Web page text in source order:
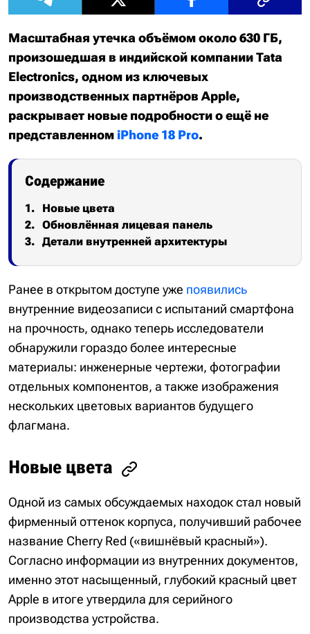
Масштабная утечка объёмом около 630 ГБ,
произошедшая в индийской компании Tata
Electronics, одном из ключевых
производственных партнёров Apple,
раскрывает новые подробности о ещё не
представленномiPhone 18 Pro.
Содержание
Новые цвета
Обновлённая лицевая панель
Детали внутренней архитектуры
Ранее в открытом доступе уже появились
внутренние видеозаписи с испытаний смартфона
на прочность, однако теперь исследователи
обнаружили гораздо более интересные
материалы: инженерные чертежи, фотографии
отдельных компонентов, а также изображения
нескольких цветовых вариантов будущего
флагмана.
Новые цвета
Одной из самых обсуждаемых находок стал новый
фирменный оттенок корпуса, получивший рабочее
название Cherry Red («вишнёвый красный»).
Согласно информации из внутренних документов,
именно этот насыщенный, глубокий красный цвет
Apple в итоге утвердила для серийного
производства устройства.